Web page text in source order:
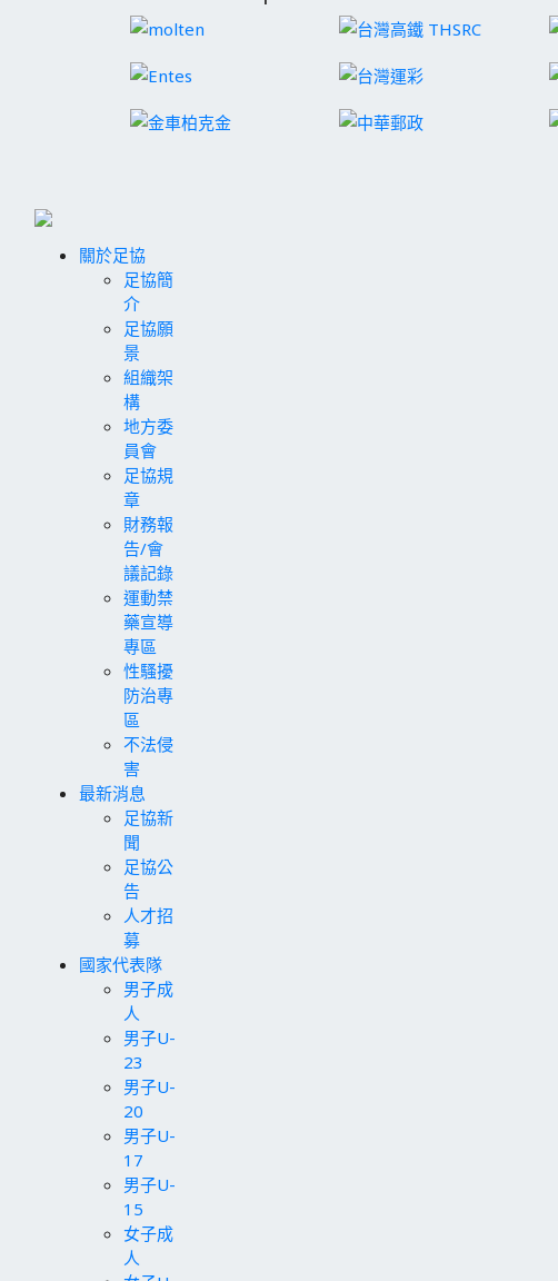
關於足協
足協簡
介
足協願
景
組織架
構
地方委
員會
足協規
章
財務報
告/會
議記錄
運動禁
藥宣導
專區
性騷擾
防治專
區
不法侵
害
最新消息
足協新
聞
足協公
告
人才招
募
國家代表隊
男子成
人
男子U-
23
男子U-
20
男子U-
17
男子U-
15
女子成
人